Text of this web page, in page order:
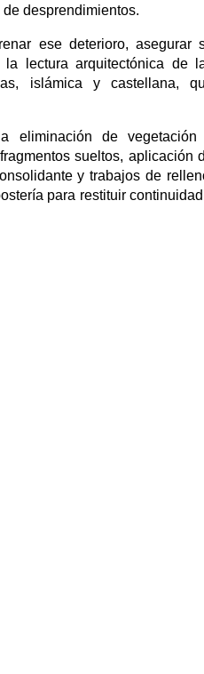
desprendimientos.
ese deterioro, asegurar
la lectura arquitectónica de
islámica y castellana,
eliminación de vegetación
sueltos, aplicación
y trabajos de
para restituir